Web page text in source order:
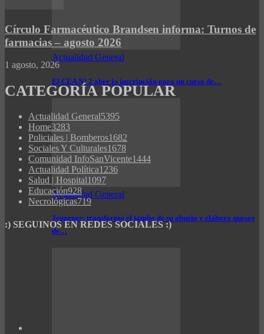
Actualidad General
El CEA N° 2 abre la inscripción para un curso de…
Actualidad General
Jeppener: transformó el tambo de su abuelo y elabora quesos
de…
Círculo Farmacéutico Brandsen informa: Turnos de
farmacias – agosto 2026
1 agosto, 2026
CATEGORÍA POPULAR
Actualidad General5395
Home3283
Policiales | Bomberos1682
Sociales Y Culturales1678
Comunidad InfoSanVicente1444
Actualidad Política1236
Salud | Hospital1097
Educación928
Necrológicas719
:) SEGUINOS EN REDES SOCIALES :)